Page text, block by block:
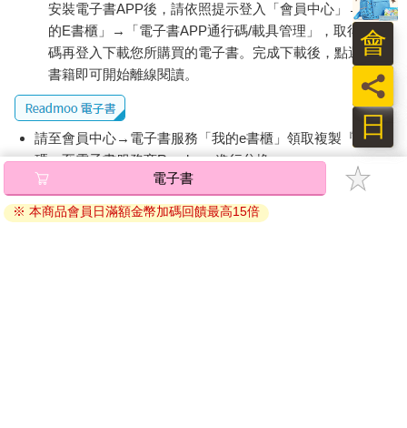
安裝電子書APP後，請依照提示登入「會員中心」→「我
的E書櫃」→「電子書APP通行碼/載具管理」，取得通行
碼再登入下載您所購買的電子書。完成下載後，點選任一
書籍即可開始離線閱讀。
請至會員中心→電子書服務「我的e書櫃」領取複製『兌換
碼』至電子書服務商Readmoo進行兌換。
退換貨須知：
因版權保護，您在金石堂所購買的電子書僅能以金石堂專屬
電子書
※ 本商品會員日滿額金幣加碼回饋最高15倍
日
員
會